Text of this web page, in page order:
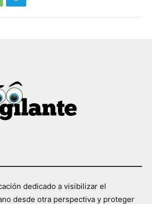
dedicado a visibilizar el
desde otra perspectiva y proteger